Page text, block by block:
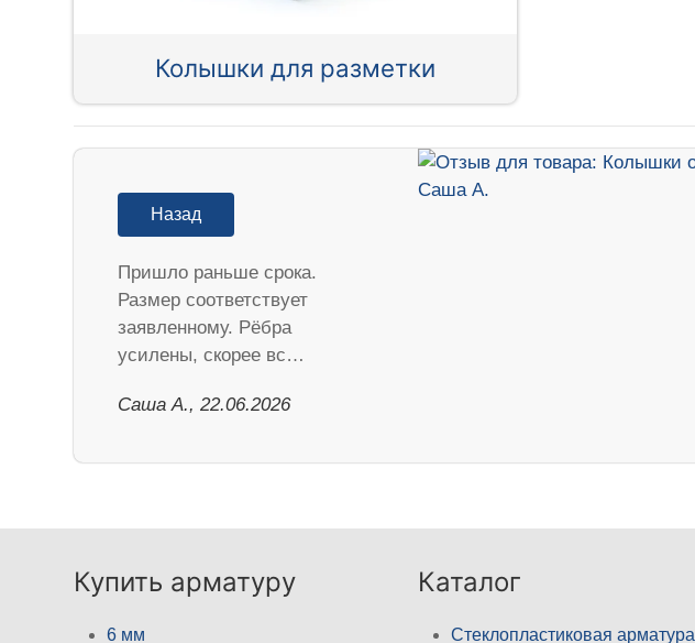
Колышки для разметки
Назад
Пришло раньше срока.
Размер соответствует
заявленному. Рёбра
усилены, скорее вс…
Саша А., 22.06.2026
Купить арматуру
6 мм
Каталог
Стеклопластиковая арматура